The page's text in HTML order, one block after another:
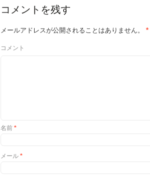
コメントを残す
メールアドレスが公開されることはありません。 *
コメント
名前 *
メール *